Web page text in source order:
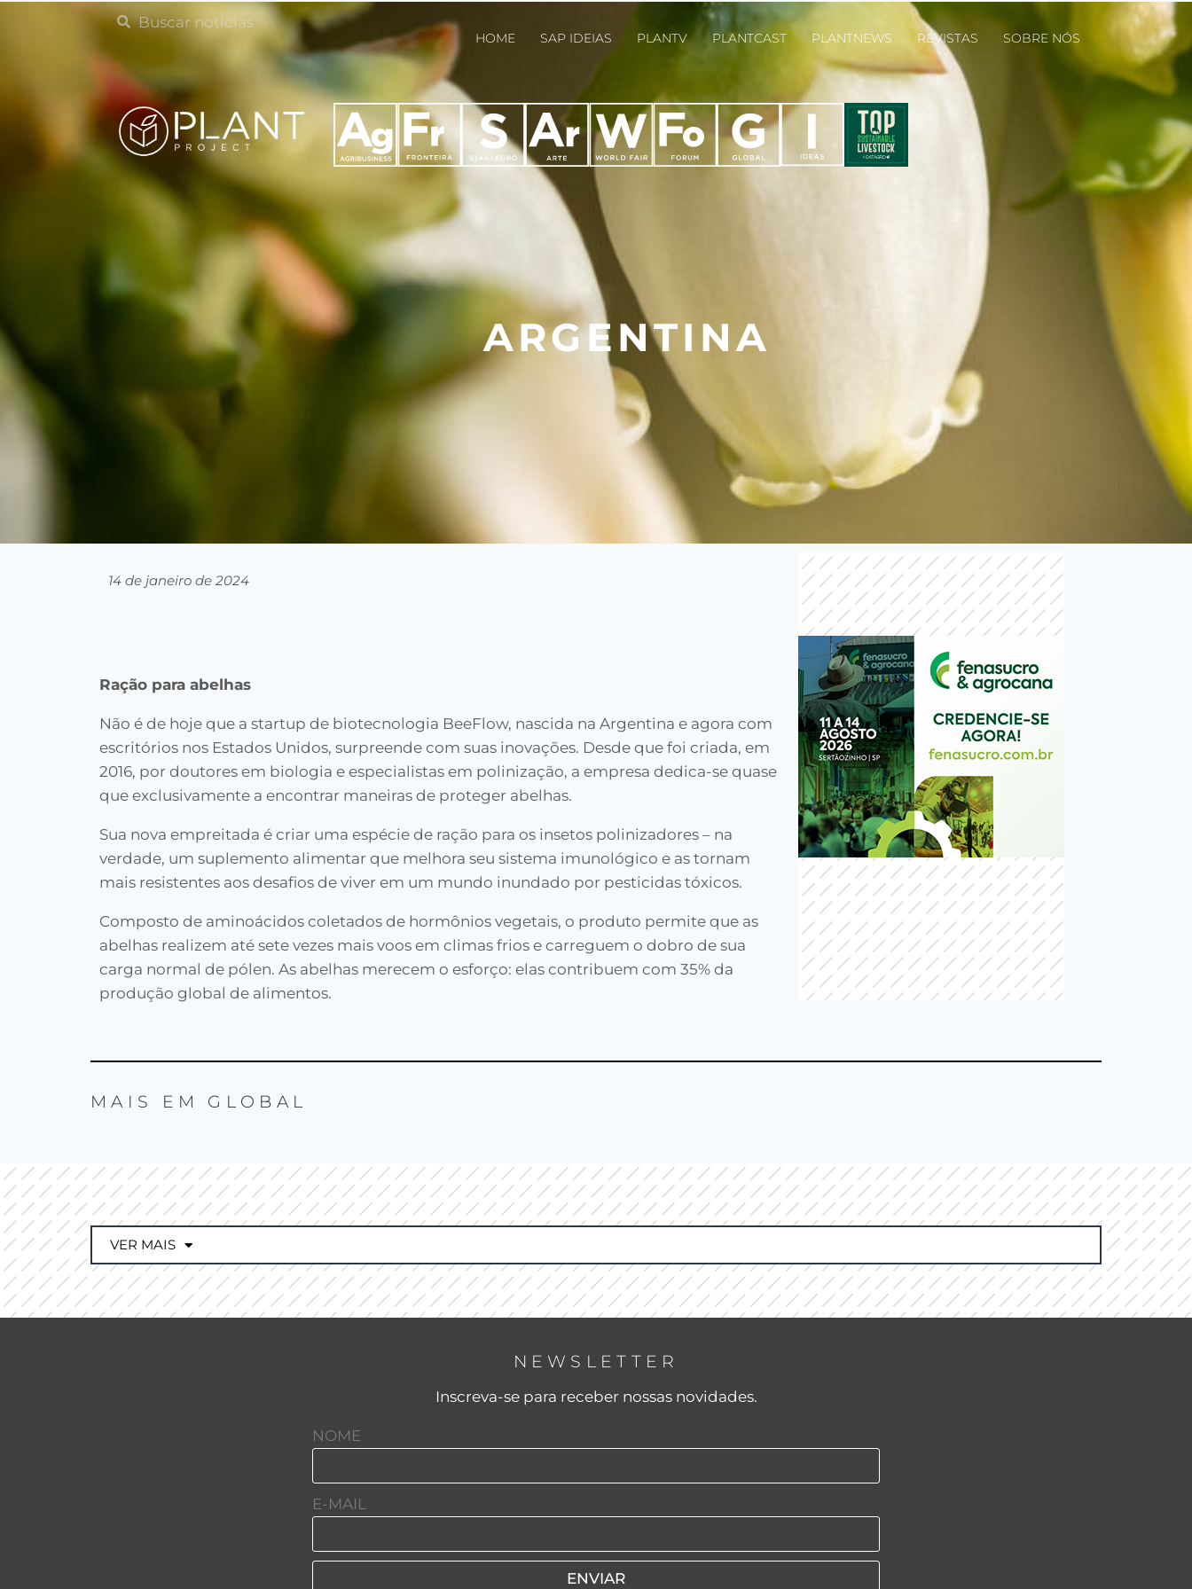
HOME SAP IDEIAS PLANTV PLANTCAST PLANTNEWS REVISTAS SOBRE NÓS
ARGENTINA
14 de janeiro de 2024
Ração para abelhas
Não é de hoje que a startup de biotecnologia BeeFlow, nascida na Argentina e agora com
escritórios nos Estados Unidos, surpreende com suas inovações. Desde que foi criada, em
2016, por doutores em biologia e especialistas em polinização, a empresa dedica-se quase
que exclusivamente a encontrar maneiras de proteger abelhas.
Sua nova empreitada é criar uma espécie de ração para os insetos polinizadores – na
verdade, um suplemento alimentar que melhora seu sistema imunológico e as tornam
mais resistentes aos desafios de viver em um mundo inundado por pesticidas tóxicos.
Composto de aminoácidos coletados de hormônios vegetais, o produto permite que as
abelhas realizem até sete vezes mais voos em climas frios e carreguem o dobro de sua
carga normal de pólen. As abelhas merecem o esforço: elas contribuem com 35% da
produção global de alimentos.
MAIS EM GLOBAL
VER MAIS
NEWSLETTER
Inscreva-se para receber nossas novidades.
NOME
E-MAIL
ENVIAR